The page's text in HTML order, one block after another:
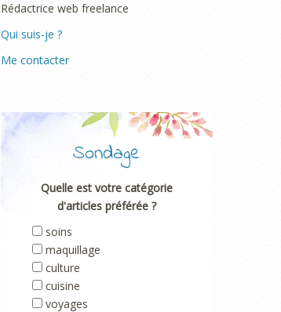
Rédactrice web freelance
Qui suis-je ?
Me contacter
Sondage
Quelle est votre catégorie
d'articles préférée ?
soins
maquillage
culture
cuisine
voyages